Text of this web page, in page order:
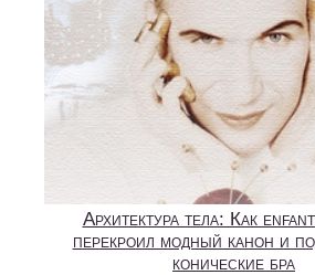
Архитектура тела: Как
перекроил модный канон и
конические бра